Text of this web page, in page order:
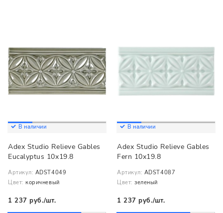
В наличии
Adex Studio Relieve Gables
Eucalyptus 10x19.8
Артикул: ADST4049
Цвет: коричневый
1 237 руб./шт.
В наличии
Adex Studio Relieve Gables
Fern 10x19.8
Артикул: ADST4087
Цвет: зеленый
1 237 руб./шт.